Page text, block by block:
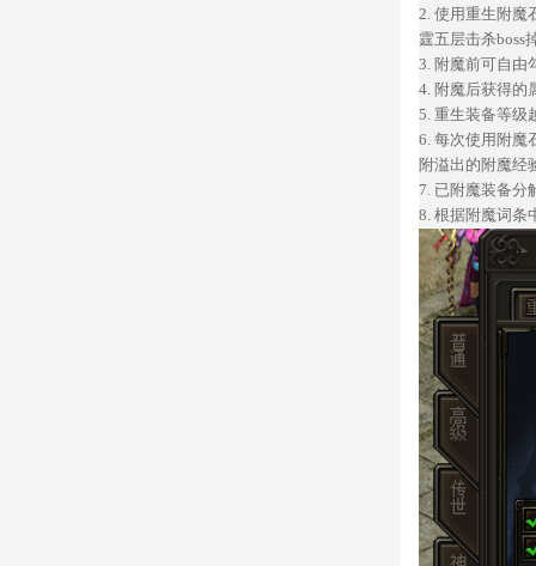
2. 使用重生附魔
霆五层击杀boss
3. 附魔前可自由
4. 附魔后获得的
5. 重生装备等级
6. 每次使用附魔
附溢出的附魔经
7. 已附魔装备分
8. 根据附魔词条